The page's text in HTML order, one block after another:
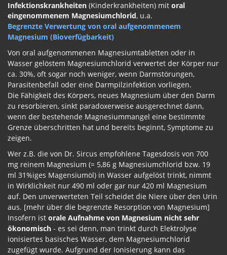
Infektionskrankheiten (Kinderkrankheiten) mit oral
eingenommenem Magnesiumchlorid, u.a.
Begrenzte Verwertung von oral aufgenommenem
Magnesium (Bioverfügbarkeit)
Von oral aufgenommenen Magnesiumtabletten oder in
Wasser gelöstem Magnesiumchlorid verwertet der Körper nur
ca. 30%, oft sogar noch weniger, wenn Darmstörungen,
Parasitenbefall oder eine Darmpilzinfektion vorliegen.
Die Fähigkeit des Körpers, neues Magnesium über den Darm
zu resorbieren, sinkt paradoxerweise ausgerechnet dann,
wenn der bestehende Magnesiummangel eine bestimmte
Grenze überschritten hat und bereits beginnt, Symptome zu
zeigen.
Wer z.B. die von Dr. Sircus empfohlene Tagesdosis von 700
mg reinem Magnesium (= 5,86 g Magnesiumchlorid bzw. 19
ml 31%iges Magensiumöl) in Wasser aufgelöst trinkt, nimmt
in Wirklichkeit nur 490 ml oder gar nur 420 ml Magnesium
auf. Den unverwerteten Teil scheidet die Niere über den Urin
aus. [mehr über die begrenzte Resorption von Magnesium]
Insofern ist orale Aufnahme von Magnesium nicht sehr
ökonomisch - es sei denn, man trinkt durch Elektrolyse
ionisiertes basisches Wasser, dem Magnesiumchlorid
zugefügt wurde. Aufgrund der Ionisierung kann das